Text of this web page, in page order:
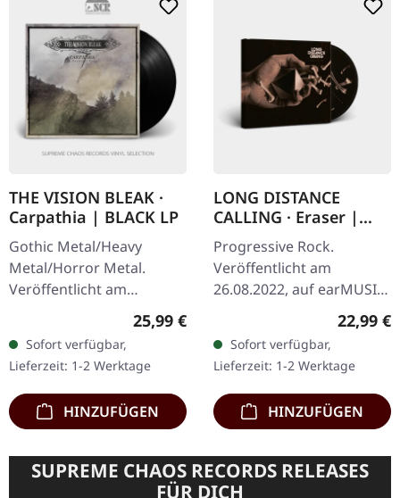
THE VISION BLEAK ·
Carpathia | BLACK LP
Gothic Metal/Heavy
Metal/Horror Metal.
Veröffentlicht am
27.01.2023, auf Prophecy
Productions. Schwarzes
Vinyl im Gatefold-Cover
mit bedruckter…
Regulärer Preis:
25,99 €
Sofort verfügbar,
Lieferzeit: 1-2 Werktage
HINZUFÜGEN
LONG DISTANCE
CALLING · Eraser |
MEDIABOOK CD
Progressive Rock.
Veröffentlicht am
26.08.2022, auf earMUSIC.
Distance Calling kehren
mit „Eraser" zurück und
liefern…
22,99 €
Sofort verfügbar,
Lieferzeit: 1-2 Werktage
HINZUFÜGEN
SUPREME CHAOS RECORDS RELEASES
FÜR DICH